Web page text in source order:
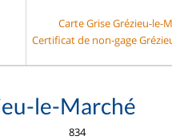
Carte Grise Grézieu-le-
Certificat de non-gage
le-Marché
834